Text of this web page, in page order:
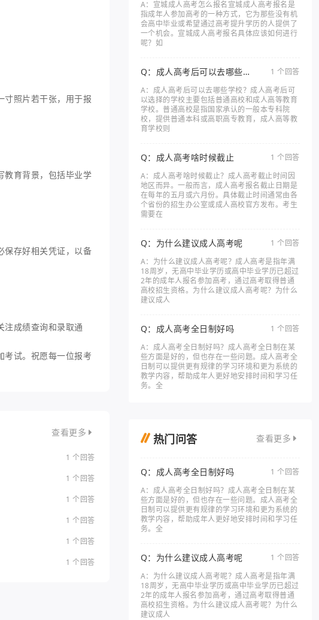
寸照片若干张，用于报
教育背景，包括毕业学
保存好相关凭证，以备
注成绩查询和录取通
考试。祝愿每一位报考
查看更多
1 个回答
1 个回答
1 个回答
1 个回答
1 个回答
1 个回答
A：宣城成人高考怎么报名宣城成人高考报名是
指成年人参加高考的一种方式，它为那些没有机
会高中毕业或希望通过高考提升学历的人提供了
一个机会。宣城成人高考报名具体应该如何进行
呢？如
Q：成人高考后可以去哪些学
校
1 个回答
A：成人高考后可以去哪些学校？成人高考后可
以选择的学校主要包括普通高校和成人高等教育
学校。普通高校是指国家承认的一般本专科院
校，提供普通本科或高职高专教育，成人高等教
育学校则
Q：成人高考啥时候截止
1 个回答
A：成人高考啥时候截止？成人高考截止时间因
地区而异。一般而言，成人高考报名截止日期是
在每年的五月或六月份。具体截止时间通常由各
个省份的招生办公室或成人高校官方发布。考生
需要在
Q：为什么建议成人高考呢
1 个回答
A：为什么建议成人高考呢？成人高考是指年满
18周岁，无高中毕业学历或高中毕业学历已超过
2年的成年人报名参加高考，通过高考取得普通
高校招生资格。为什么建议成人高考呢？为什么
建议成人
Q：成人高考全日制好吗
1 个回答
A：成人高考全日制好吗？成人高考全日制在某
些方面是好的，但也存在一些问题。成人高考全
日制可以提供更有规律的学习环境和更为系统的
教学内容，帮助成年人更好地安排时间和学习任
务。全
热门问答 查看更多
Q：成人高考全日制好吗
1 个回答
A：成人高考全日制好吗？成人高考全日制在某
些方面是好的，但也存在一些问题。成人高考全
日制可以提供更有规律的学习环境和更为系统的
教学内容，帮助成年人更好地安排时间和学习任
务。全
Q：为什么建议成人高考呢
1 个回答
A：为什么建议成人高考呢？成人高考是指年满
18周岁，无高中毕业学历或高中毕业学历已超过
2年的成年人报名参加高考，通过高考取得普通
高校招生资格。为什么建议成人高考呢？为什么
建议成人